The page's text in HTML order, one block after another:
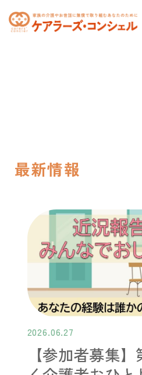
toggle
navigation
最新情報
2026.06.27
【参加者募集